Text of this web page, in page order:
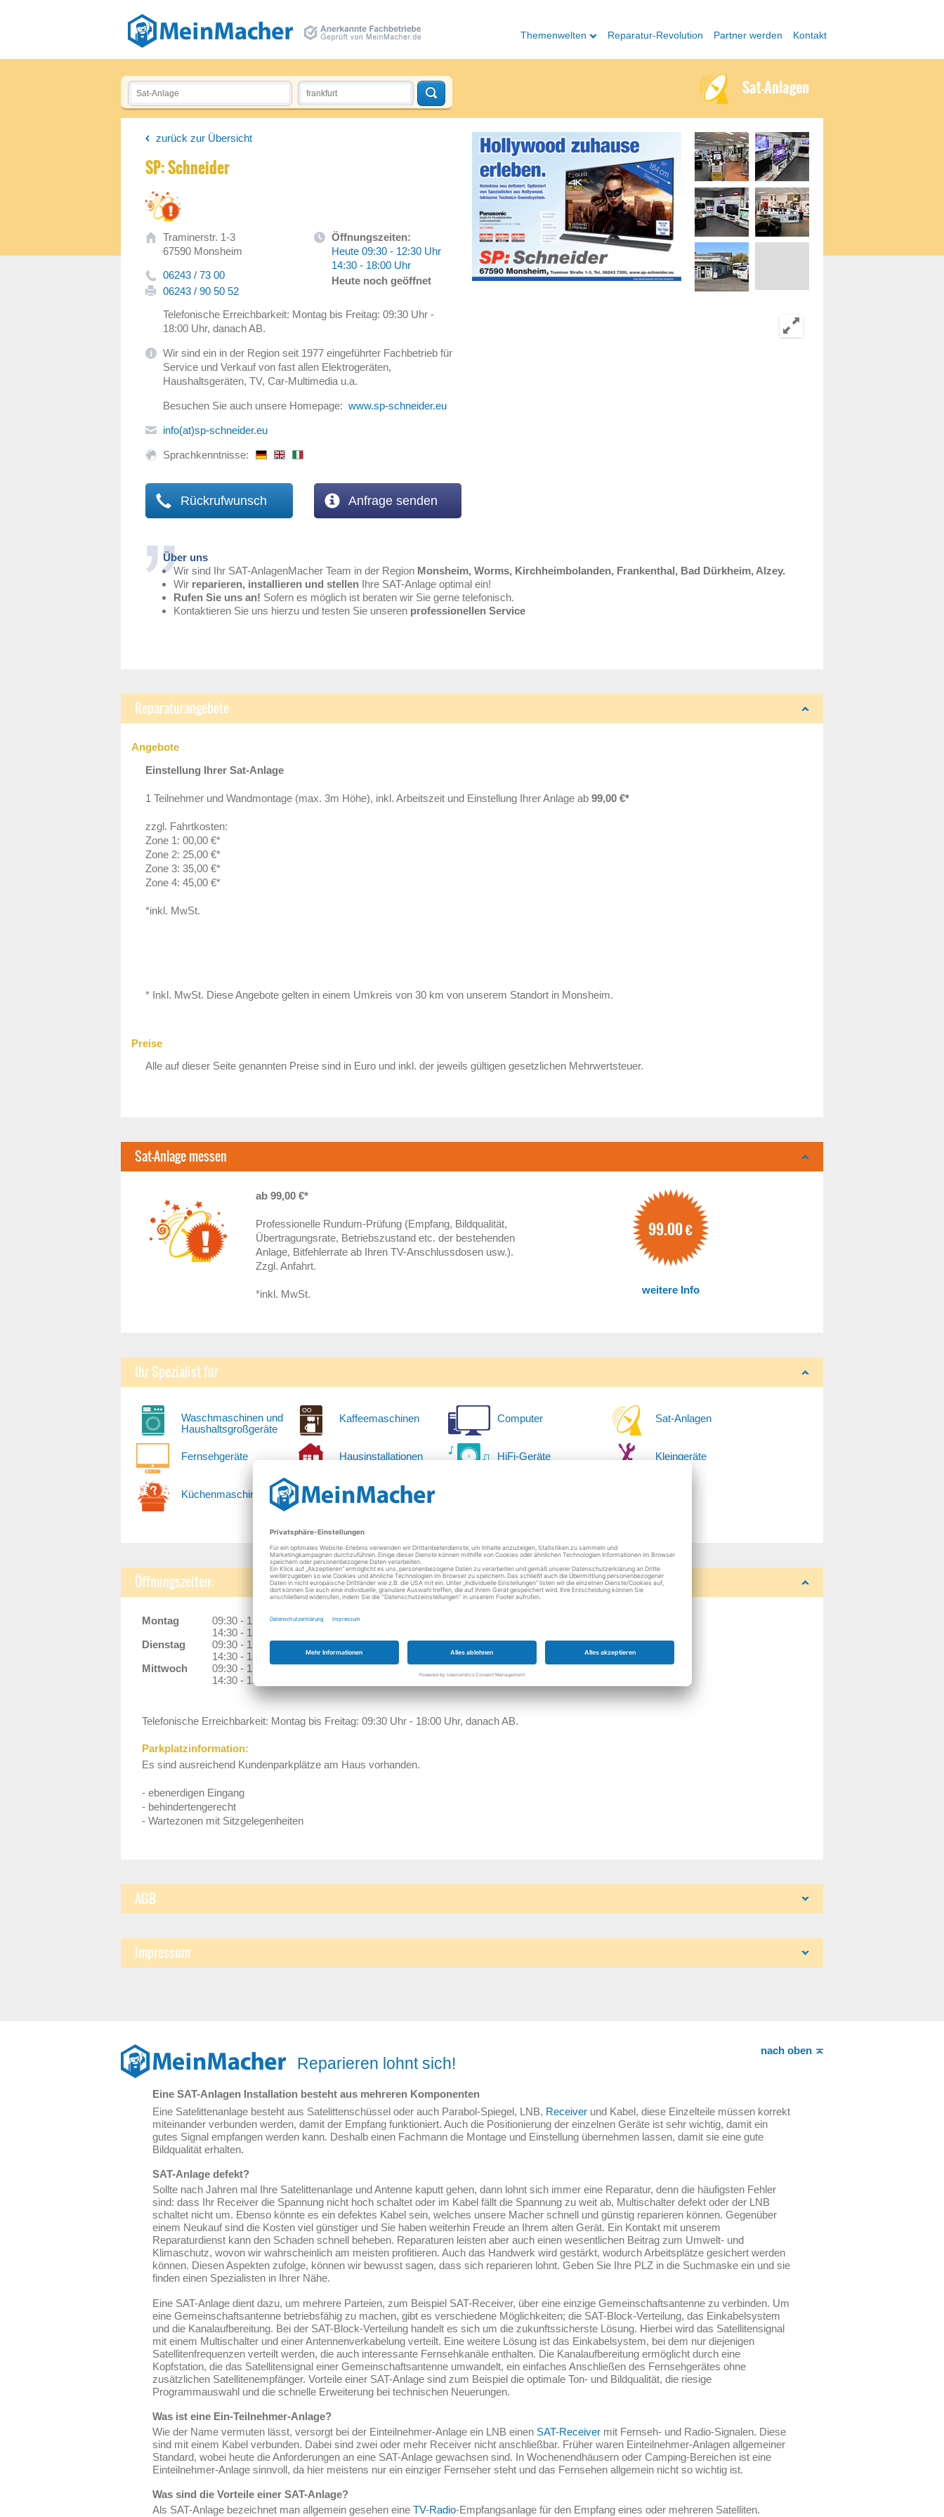
Themenwelten Reparatur-Revolution Partner werden Kontakt
Sat-Anlagen
zurück zur Übersicht
SP: Schneider
Traminerstr. 1-3
67590 Monsheim
06243 / 73 00
06243 / 90 50 52
Öffnungszeiten:
Heute 09:30 - 12:30 Uhr
14:30 - 18:00 Uhr
Heute noch geöffnet
Telefonische Erreichbarkeit: Montag bis Freitag: 09:30 Uhr -
18:00 Uhr, danach AB.
Wir sind ein in der Region seit 1977 eingeführter Fachbetrieb für
Service und Verkauf von fast allen Elektrogeräten,
Haushaltsgeräten, TV, Car-Multimedia u.a.
Besuchen Sie auch unsere Homepage: www.sp-schneider.eu
info(at)sp-schneider.eu
Sprachkenntnisse:
Rückrufwunsch Anfrage senden
Über uns
Wir sind Ihr SAT-AnlagenMacher Team in der Region Monsheim, Worms, Kirchheimbolanden, Frankenthal, Bad Dürkheim, Alzey.
Wir reparieren, installieren und stellen Ihre SAT-Anlage optimal ein!
Rufen Sie uns an! Sofern es möglich ist beraten wir Sie gerne telefonisch.
Kontaktieren Sie uns hierzu und testen Sie unseren professionellen Service
Reparaturangebote
Angebote
Einstellung Ihrer Sat-Anlage
1 Teilnehmer und Wandmontage (max. 3m Höhe), inkl. Arbeitszeit und Einstellung Ihrer Anlage ab 99,00 €*
zzgl. Fahrtkosten:
Zone 1: 00,00 €*
Zone 2: 25,00 €*
Zone 3: 35,00 €*
Zone 4: 45,00 €*
*inkl. MwSt.
* Inkl. MwSt. Diese Angebote gelten in einem Umkreis von 30 km von unserem Standort in Monsheim.
Preise
Alle auf dieser Seite genannten Preise sind in Euro und inkl. der jeweils gültigen gesetzlichen Mehrwertsteuer.
Sat-Anlage messen
ab 99,00 €*
Professionelle Rundum-Prüfung (Empfang, Bildqualität,
Übertragungsrate, Betriebszustand etc. der bestehenden
Anlage, Bitfehlerrate ab Ihren TV-Anschlussdosen usw.).
Zzgl. Anfahrt.
*inkl. MwSt.
99.00€
weitere Info
Ihr Spezialist für
Waschmaschinen und
Haushaltsgroßgeräte
Kaffeemaschinen Computer Sat-Anlagen
Fernsehgeräte Hausinstallationen HiFi-Geräte Kleingeräte
Küchenmaschinen
Öffnungszeiten:
Montag
09:30 - 12:30 Uhr
14:30 - 18:00 Uhr
Dienstag
09:30 - 12:30 Uhr
14:30 - 18:00 Uhr
Mittwoch
09:30 - 12:30 Uhr
14:30 - 18:00 Uhr
Freitag
09:30 - 12:30 Uhr
14:30 - 18:00 Uhr
Samstag
Geschlossen
Telefonische Erreichbarkeit: Montag bis Freitag: 09:30 Uhr - 18:00 Uhr, danach AB.
Parkplatzinformation:
Es sind ausreichend Kundenparkplätze am Haus vorhanden.
- ebenerdigen Eingang
- behindertengerecht
- Wartezonen mit Sitzgelegenheiten
AGB
Impressum
nach oben
Reparieren lohnt sich!
Eine SAT-Anlagen Installation besteht aus mehreren Komponenten
Eine Satelittenanlage besteht aus Satelittenschüssel oder auch Parabol-Spiegel, LNB, Receiver und Kabel, diese Einzelteile müssen korrekt
miteinander verbunden werden, damit der Empfang funktioniert. Auch die Positionierung der einzelnen Geräte ist sehr wichtig, damit ein
gutes Signal empfangen werden kann. Deshalb einen Fachmann die Montage und Einstellung übernehmen lassen, damit sie eine gute
Bildqualität erhalten.
SAT-Anlage defekt?
Sollte nach Jahren mal Ihre Satelittenanlage und Antenne kaputt gehen, dann lohnt sich immer eine Reparatur, denn die häufigsten Fehler
sind: dass Ihr Receiver die Spannung nicht hoch schaltet oder im Kabel fällt die Spannung zu weit ab, Multischalter defekt oder der LNB
schaltet nicht um. Ebenso könnte es ein defektes Kabel sein, welches unsere Macher schnell und günstig reparieren können. Gegenüber
einem Neukauf sind die Kosten viel günstiger und Sie haben weiterhin Freude an Ihrem alten Gerät. Ein Kontakt mit unserem
Reparaturdienst kann den Schaden schnell beheben. Reparaturen leisten aber auch einen wesentlichen Beitrag zum Umwelt- und
Klimaschutz, wovon wir wahrscheinlich am meisten profitieren. Auch das Handwerk wird gestärkt, wodurch Arbeitsplätze gesichert werden
können. Diesen Aspekten zufolge, können wir bewusst sagen, dass sich reparieren lohnt. Geben Sie Ihre PLZ in die Suchmaske ein und sie
finden einen Spezialisten in Ihrer Nähe.
Eine SAT-Anlage dient dazu, um mehrere Parteien, zum Beispiel SAT-Receiver, über eine einzige Gemeinschaftsantenne zu verbinden. Um
eine Gemeinschaftsantenne betriebsfähig zu machen, gibt es verschiedene Möglichkeiten; die SAT-Block-Verteilung, das Einkabelsystem
und die Kanalaufbereitung. Bei der SAT-Block-Verteilung handelt es sich um die zukunftssicherste Lösung. Hierbei wird das Satellitensignal
mit einem Multischalter und einer Antennenverkabelung verteilt. Eine weitere Lösung ist das Einkabelsystem, bei dem nur diejenigen
Satellitenfrequenzen verteilt werden, die auch interessante Fernsehkanäle enthalten. Die Kanalaufbereitung ermöglicht durch eine
Kopfstation, die das Satellitensignal einer Gemeinschaftsantenne umwandelt, ein einfaches Anschließen des Fernsehgerätes ohne
zusätzlichen Satellitenempfänger. Vorteile einer SAT-Anlage sind zum Beispiel die optimale Ton- und Bildqualität, die riesige
Programmauswahl und die schnelle Erweiterung bei technischen Neuerungen.
Was ist eine Ein-Teilnehmer-Anlage?
Wie der Name vermuten lässt, versorgt bei der Einteilnehmer-Anlage ein LNB einen SAT-Receiver mit Fernseh- und Radio-Signalen. Diese
sind mit einem Kabel verbunden. Dabei sind zwei oder mehr Receiver nicht anschließbar. Früher waren Einteilnehmer-Anlagen allgemeiner
Standard, wobei heute die Anforderungen an eine SAT-Anlage gewachsen sind. In Wochenendhäusern oder Camping-Bereichen ist eine
Einteilnehmer-Anlage sinnvoll, da hier meistens nur ein einziger Fernseher steht und das Fernsehen allgemein nicht so wichtig ist.
Was sind die Vorteile einer SAT-Anlage?
Als SAT-Anlage bezeichnet man allgemein gesehen eine TV-Radio-Empfangsanlage für den Empfang eines oder mehreren Satelliten.